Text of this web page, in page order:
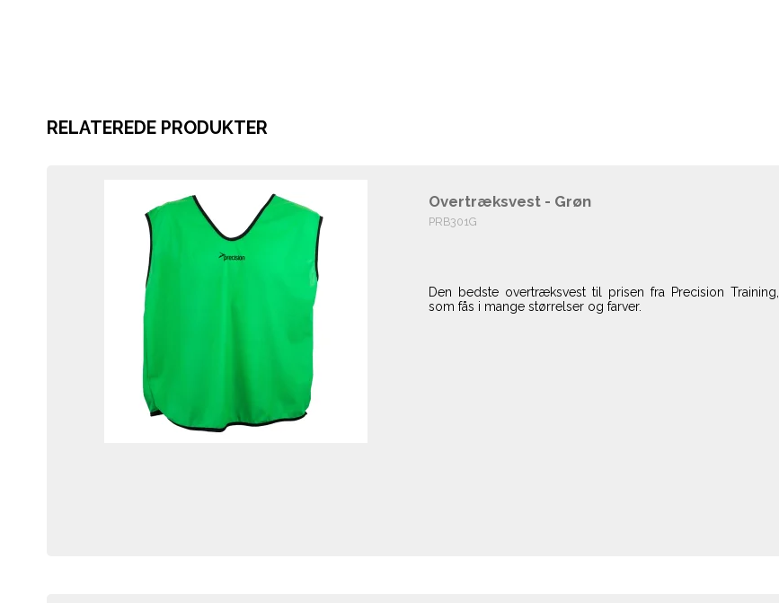
RELATEREDE PRODUKTER
Overtræksvest - Grøn
PRB301G
Den bedste overtræksvest til prisen fra Precision Training,
som fås i mange størrelser og farver.